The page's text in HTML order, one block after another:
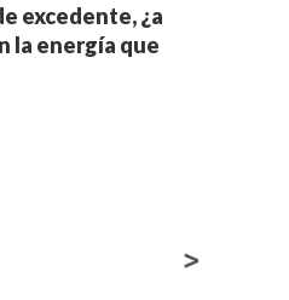
excedente, ¿a
la energía que
>